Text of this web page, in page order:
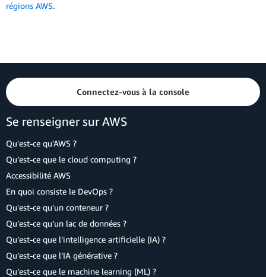
régions AWS.
Connectez-vous à la console
Se renseigner sur AWS
Qu'est-ce qu'AWS ?
Qu’est-ce que le cloud computing ?
Accessibilité AWS
En quoi consiste le DevOps ?
Qu'est-ce qu'un conteneur ?
Qu’est-ce qu’un lac de données ?
Qu’est-ce que l’intelligence artificielle (IA) ?
Qu’est-ce que l’IA générative ?
Qu’est-ce que le machine learning (ML) ?